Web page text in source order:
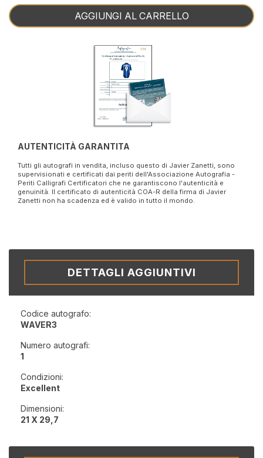
AGGIUNGI AL CARRELLO
AUTENTICITÀ GARANTITA
Tutti gli autografi in vendita, incluso questo di Javier Zanetti, sono
supervisionati e certificati dai periti dell'Associazione Autografia -
Periti Calligrafi Certificatori che ne garantiscono l'autenticità e
genuinità. Il certificato di autenticità COA-R della firma di Javier
Zanetti non ha scadenza ed è valido in tutto il mondo.
DETTAGLI AGGIUNTIVI
Codice autografo:
WAVER3
Numero autografi:
1
Condizioni:
Excellent
Dimensioni:
21 X 29,7